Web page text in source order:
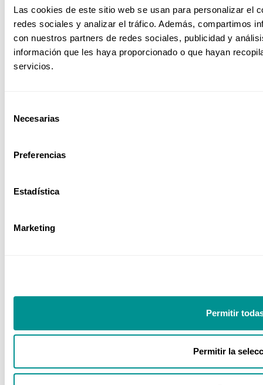
Las cookies de este sitio web se usan para personalizar el
redes sociales y analizar el tráfico. Además, compartimos
con nuestros partners de redes sociales, publicidad y
información que les haya proporcionado o que hayan
servicios.
Necesarias
Preferencias
Estadística
Marketing
Permitir
Permitir la
Sector Educativo